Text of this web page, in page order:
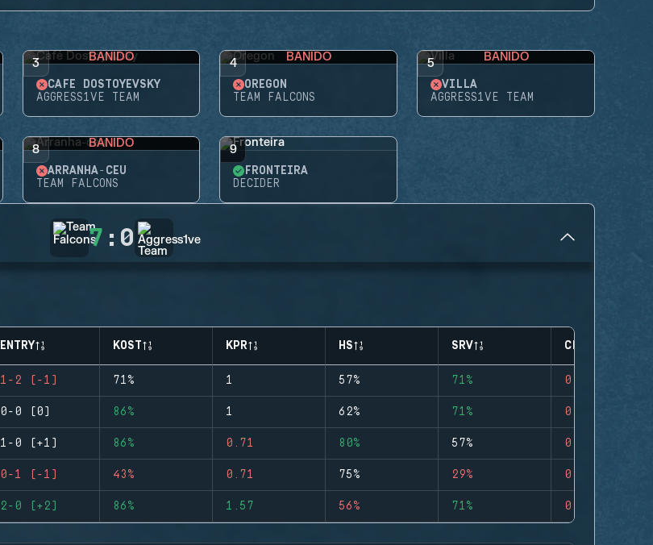
3 BANIDO
CAFÉ DOSTOYEVSKY
AGGRESS1VE TEAM
4 BANIDO
OREGON
TEAM FALCONS
5 BANIDO
VILLA
AGGRESS1VE TEAM
8 BANIDO
ARRANHA-CÉU
TEAM FALCONS
9
FRONTEIRA
DECIDER
7 : 0
ENTRY KOST KPR HS SRV CLUTCHES
1-2 (-1) 71% 1 57% 71% 0
0-0 (0) 86% 1 62% 71% 0
1-0 (+1) 86% 0.71 80% 57% 0
0-1 (-1) 43% 0.71 75% 29% 0
2-0 (+2) 86% 1.57 56% 71% 0